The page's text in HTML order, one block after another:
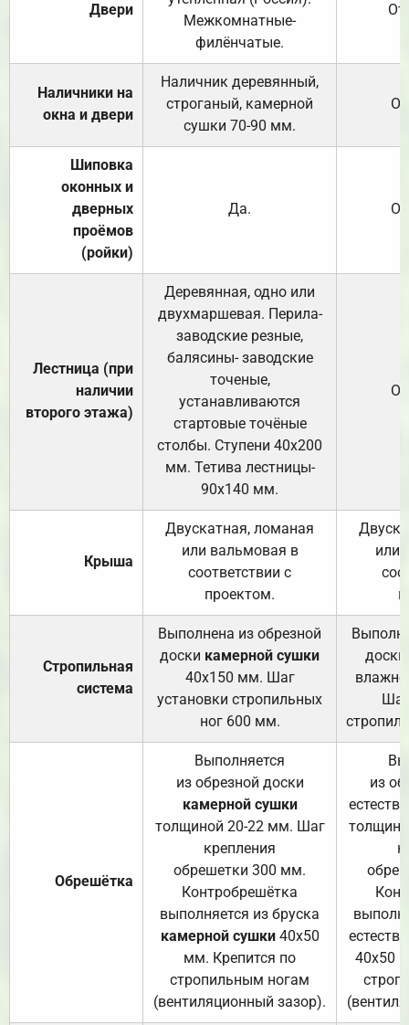
Двери
Межкомнатные-
филёнчатые.
Наличники на
окна и двери
Наличник деревянный,
строганый, камерной
сушки 70-90 мм.
Шиповка
оконных и
дверных
проёмов
(ройки)
Да.
Лестница (при
наличии
второго этажа)
Деревянная, одно или
двухмаршевая. Перила-
заводские резные,
балясины- заводские
точеные,
устанавливаются
стартовые точёные
столбы. Ступени 40х200
мм. Тетива лестницы-
90х140 мм.
Крыша
Двускатная, ломаная
или вальмовая в
соответствии с
проектом.
или
Стропильная
система
Выполнена из обрезной
доски камерной сушки
40х150 мм. Шаг
установки стропильных
ног 600 мм.
доски
Обрешётка
Выполняется
из обрезной доски
камерной сушки
толщиной 20-22 мм. Шаг
крепления
обрешетки 300 мм.
Контробрешётка
выполняется из бруска
камерной сушки40х50
мм. Крепится по
стропильным ногам
(вентиляционный зазор).
из
40х50